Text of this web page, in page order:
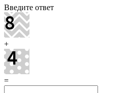
Введите ответ
+
=